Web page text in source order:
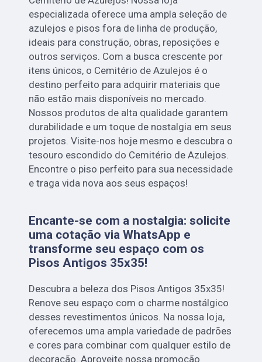
especializada oferece uma ampla seleção de
azulejos e pisos fora de linha de produção,
ideais para construção, obras, reposições e
outros serviços. Com a busca crescente por
itens únicos, o Cemitério de Azulejos é o
destino perfeito para adquirir materiais que
não estão mais disponíveis no mercado.
Nossos produtos de alta qualidade garantem
durabilidade e um toque de nostalgia em seus
projetos. Visite-nos hoje mesmo e descubra o
tesouro escondido do Cemitério de Azulejos.
Encontre o piso perfeito para sua necessidade
e traga vida nova aos seus espaços!
Encante-se com a nostalgia: solicite
uma cotação via WhatsApp e
transforme seu espaço com os
Pisos Antigos 35x35!
Descubra a beleza dos Pisos Antigos 35x35!
Renove seu espaço com o charme nostálgico
desses revestimentos únicos. Na nossa loja,
oferecemos uma ampla variedade de padrões
e cores para combinar com qualquer estilo de
decoração. Aproveite nossa promoção